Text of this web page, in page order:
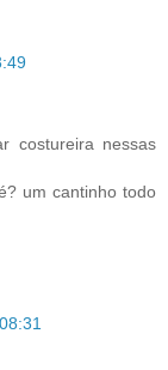
costureira nessas
um cantinho todo